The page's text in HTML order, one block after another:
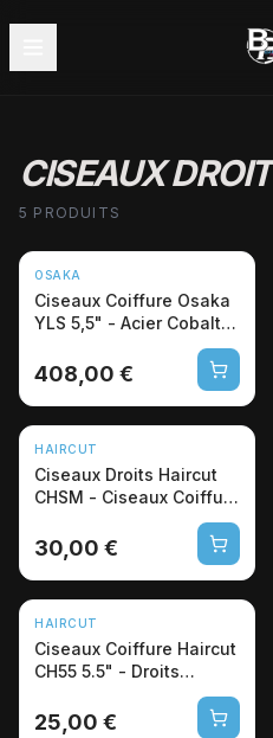
CISEAUX DROIT
5 PRODUITS
OSAKA
Ciseaux Coiffure Osaka
YLS 5,5" - Acier Cobalt
408,00 €
HAIRCUT
Ciseaux Droits Haircut
CHSM - Ciseaux Coiffure
30,00 €
HAIRCUT
Ciseaux Coiffure Haircut
CH55 5.5" - Droits
25,00 €